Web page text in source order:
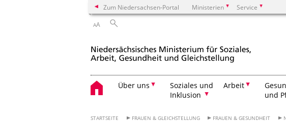
Zum Niedersachsen-Portal Ministerien Service
AA
Über uns
Soziales und
Inklusion
Arbeit
und
STARTSEITE FRAUEN & GLEICHSTELLUNG FRAUEN & GESUNDHEIT